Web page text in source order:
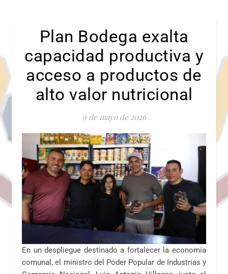
Plan Bodega exalta
capacidad productiva y
acceso a productos de
alto valor nutricional
9 de mayo de 2026
En un despliegue destinado a fortalecer la economía
comunal, el ministro del Poder Popular de Industrias y